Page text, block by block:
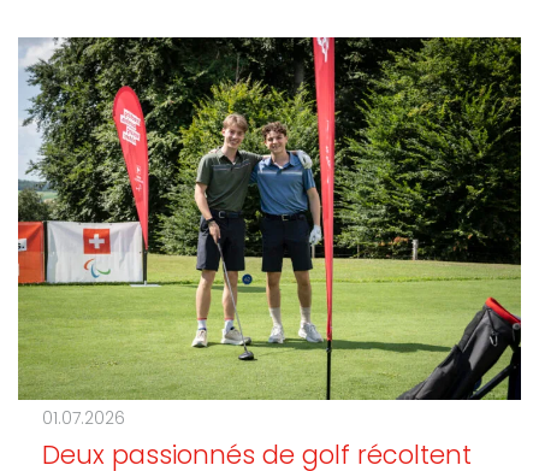
01.07.2026
Deux passionnés de golf récoltent